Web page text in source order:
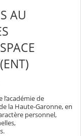
AU
l’académie de
la Haute-Garonne, en
personnel,